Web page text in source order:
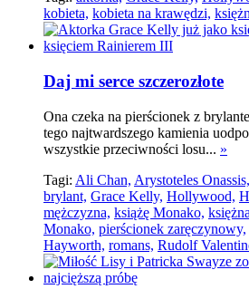
kobieta, kobieta na krawędzi,
Daj mi serce szczerozłote
Ona czeka na pierścionek z
tego najtwardszego kamienia
wszystkie przeciwności losu... »
Tagi: Ali Chan, Arystoteles Onassis,
brylant, Grace Kelly, Hollywood,
mężczyzna, książę Monako,
Monako, pierścionek zaręczynowy,
Hayworth, romans, Rudolf